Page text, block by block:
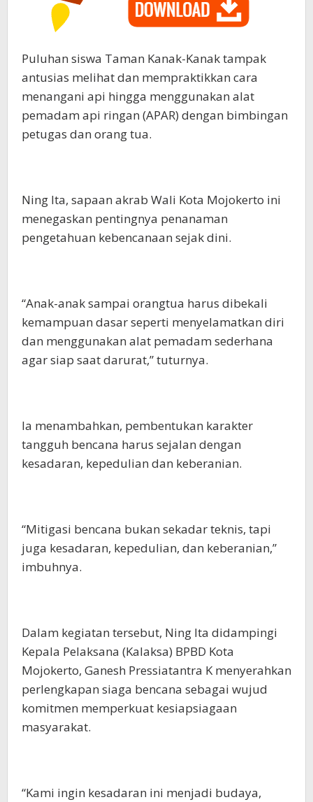
Puluhan siswa Taman Kanak-Kanak tampak
antusias melihat dan mempraktikkan cara
menangani api hingga menggunakan alat
pemadam api ringan (APAR) dengan bimbingan
petugas dan orang tua.
Ning Ita, sapaan akrab Wali Kota Mojokerto ini
menegaskan pentingnya penanaman
pengetahuan kebencanaan sejak dini.
“Anak-anak sampai orangtua harus dibekali
kemampuan dasar seperti menyelamatkan diri
dan menggunakan alat pemadam sederhana
agar siap saat darurat,” tuturnya.
Ia menambahkan, pembentukan karakter
tangguh bencana harus sejalan dengan
kesadaran, kepedulian dan keberanian.
“Mitigasi bencana bukan sekadar teknis, tapi
juga kesadaran, kepedulian, dan keberanian,”
imbuhnya.
Dalam kegiatan tersebut, Ning Ita didampingi
Kepala Pelaksana (Kalaksa) BPBD Kota
Mojokerto, Ganesh Pressiatantra K menyerahkan
perlengkapan siaga bencana sebagai wujud
komitmen memperkuat kesiapsiagaan
masyarakat.
“Kami ingin kesadaran ini menjadi budaya,